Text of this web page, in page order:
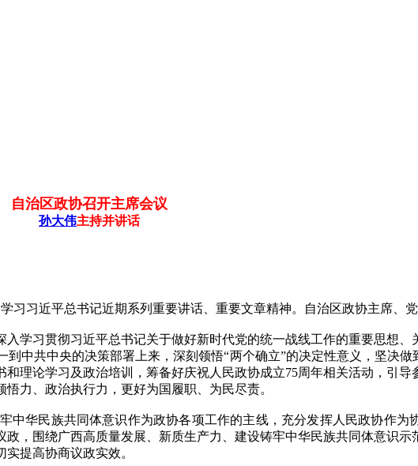
自治区政协召开主席会议
孙大伟主持并讲话
习近平总书记近期系列重要讲话、重要文章精神。自治区政协主席、
习贯彻习近平总书记关于做好新时代党的统一战线工作的重要思想、
中共中央的决策部署上来，深刻领悟“两个确立”的决定性意义，坚决做
理论学习及政治培训，筹备好庆祝人民政协成立75周年相关活动，引
力、政治执行力，更好为国履职、为民尽责。
华民族共同体意识作为政协各项工作的主线，充分发挥人民政协作为
，围绕广西高质量发展、新质生产力、建设铸牢中华民族共同体意识
提高协商议政实效。